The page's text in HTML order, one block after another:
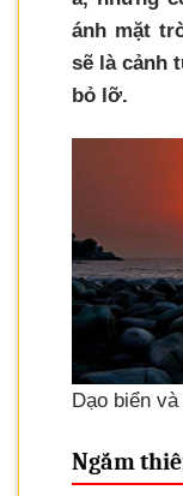
ánh mặt
sẽ là cảnh
bỏ lỡ.
Dạo biển
Ngắm